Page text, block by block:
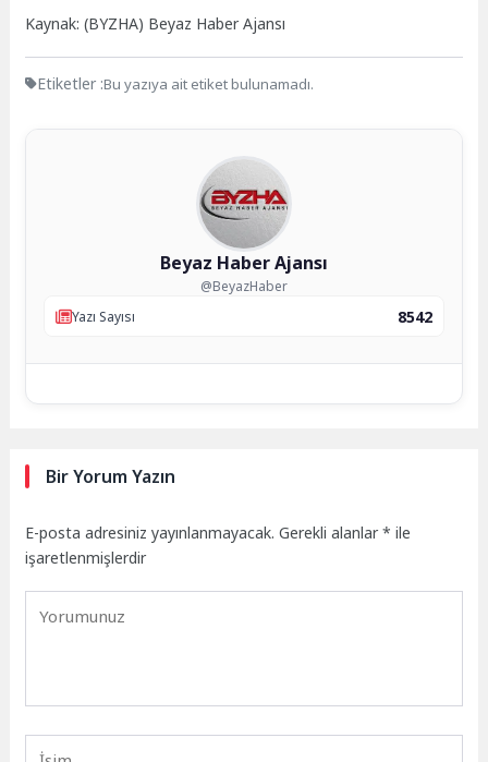
Kaynak: (BYZHA) Beyaz Haber Ajansı
Etiketler :Bu yazıya ait etiket bulunamadı.
Beyaz Haber Ajansı
@BeyazHaber
Yazı Sayısı
8542
Bir Yorum Yazın
E-posta adresiniz yayınlanmayacak. Gerekli alanlar* ile
işaretlenmişlerdir